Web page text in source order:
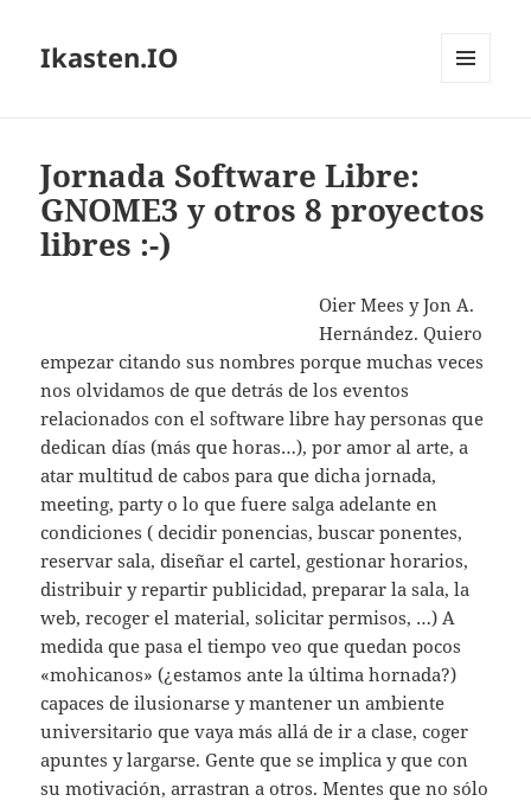
Ikasten.IO
Jornada Software Libre:
GNOME3 y otros 8 proyectos
libres :-)
Oier Mees y Jon A.
Hernández. Quiero
empezar citando sus nombres porque muchas veces
nos olvidamos de que detrás de los eventos
relacionados con el software libre hay personas que
dedican días (más que horas…), por amor al arte, a
atar multitud de cabos para que dicha jornada,
meeting, party o lo que fuere salga adelante en
condiciones ( decidir ponencias, buscar ponentes,
reservar sala, diseñar el cartel, gestionar horarios,
distribuir y repartir publicidad, preparar la sala, la
web, recoger el material, solicitar permisos, …) A
medida que pasa el tiempo veo que quedan pocos
«mohicanos» (¿estamos ante la última hornada?)
capaces de ilusionarse y mantener un ambiente
universitario que vaya más allá de ir a clase, coger
apuntes y largarse. Gente que se implica y que con
su motivación, arrastran a otros. Mentes que no sólo